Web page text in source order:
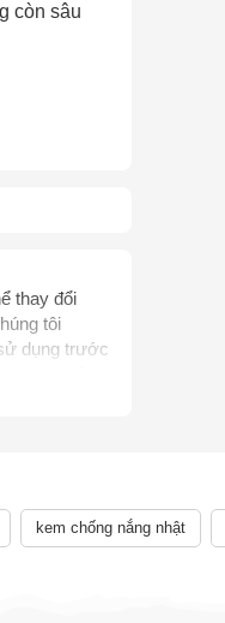
còn sâu
thay đổi
tôi
dụng trước
thể
về sản
kem chống nắng nhật